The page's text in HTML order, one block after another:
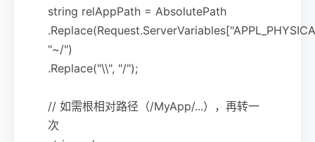
string relAppPath = AbsolutePath
"~/")
.Replace("\\", "/");
// 如需根相对路径（/MyApp/...），再转一
次